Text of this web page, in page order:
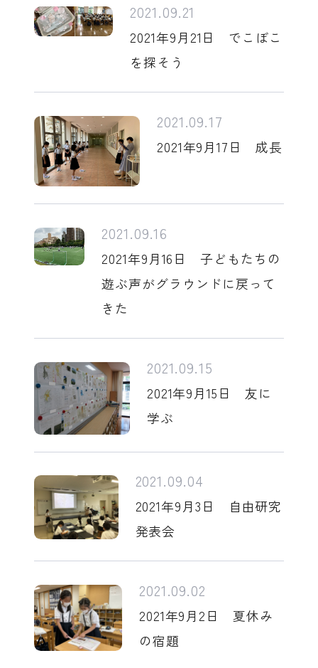
2021.09.21
2021年9月21日 でこぼこ
を探そう
2021.09.17
2021年9月17日 成長
2021.09.16
2021年9月16日 子どもたちの
遊ぶ声がグラウンドに戻って
きた
2021.09.15
2021年9月15日 友に
学ぶ
2021.09.04
2021年9月3日 自由研究
発表会
2021.09.02
2021年9月2日 夏休み
の宿題